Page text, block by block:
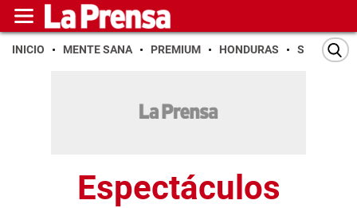
INICIO MENTE SANA PREMIUM HONDURAS SAN PEDRO
Espectáculos